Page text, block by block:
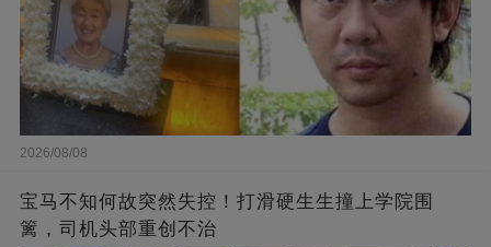
2026/08/08
宝马不知何故突然失控！打滑硬生生撞上学院围
篱，司机头部重创不治